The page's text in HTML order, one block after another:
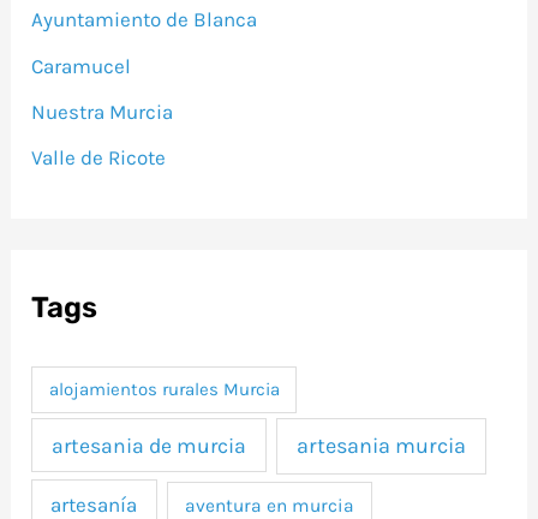
Ayuntamiento de Blanca
Caramucel
Nuestra Murcia
Valle de Ricote
Tags
alojamientos rurales Murcia
artesania de murcia artesania murcia
artesanía aventura en murcia